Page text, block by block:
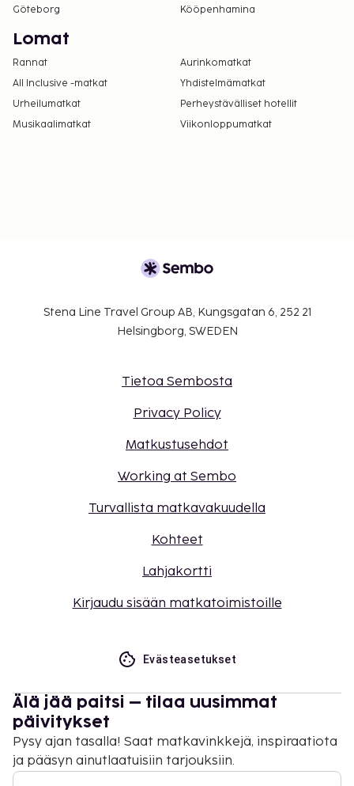
Göteborg
Kööpenhamina
Lomat
Rannat
Aurinkomatkat
All Inclusive -matkat
Yhdistelmämatkat
Urheilumatkat
Perheystävälliset hotellit
Musikaalimatkat
Viikonloppumatkat
Stena Line Travel Group AB, Kungsgatan 6, 252 21
Helsingborg, SWEDEN
Tietoa Sembosta
Privacy Policy
Matkustusehdot
Working at Sembo
Turvallista matkavakuudella
Kohteet
Lahjakortti
Kirjaudu sisään matkatoimistoille
Evästeasetukset
Älä jää paitsi – tilaa uusimmat
päivitykset
Pysy ajan tasalla! Saat matkavinkkejä, inspiraatiota
ja pääsyn ainutlaatuisiin tarjouksiin.